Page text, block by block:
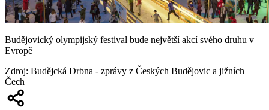
Budějovický olympijský festival bude největší akcí svého druhu v
Evropě
Zdroj: Budějcká Drbna - zprávy z Českých Budějovic a jižních
Čech